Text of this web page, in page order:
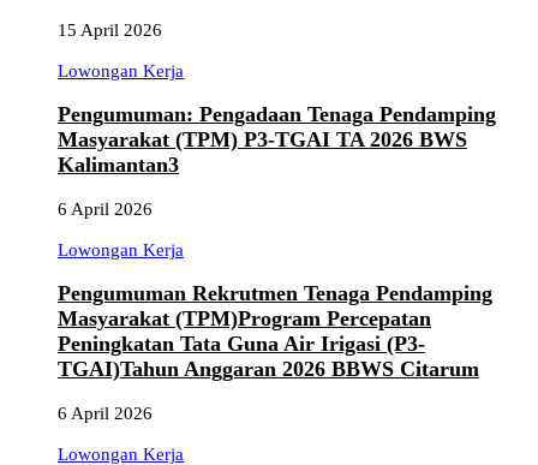
15 April 2026
Lowongan Kerja
Pengumuman: Pengadaan Tenaga Pendamping
Masyarakat (TPM) P3-TGAI TA 2026 BWS
Kalimantan3
6 April 2026
Lowongan Kerja
Pengumuman Rekrutmen Tenaga Pendamping
Masyarakat (TPM)Program Percepatan
Peningkatan Tata Guna Air Irigasi (P3-
TGAI)Tahun Anggaran 2026 BBWS Citarum
6 April 2026
Lowongan Kerja